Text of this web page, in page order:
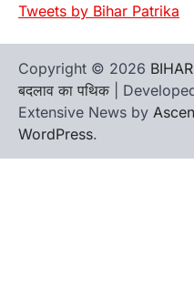
Tweets by Bihar Patrika
Copyright © 2026
बदलाव का पथिक |
Extensive News by
WordPress.